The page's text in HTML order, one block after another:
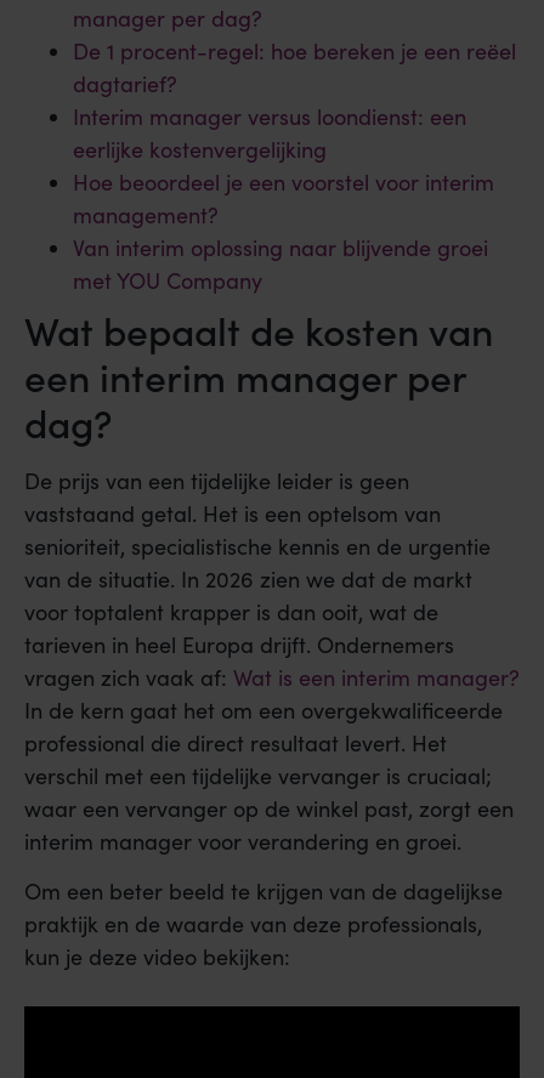
manager per dag?
De 1 procent-regel: hoe bereken je een reëel
dagtarief?
Interim manager versus loondienst: een
eerlijke kostenvergelijking
Hoe beoordeel je een voorstel voor interim
management?
Van interim oplossing naar blijvende groei
met YOU Company
Wat bepaalt de kosten van
een interim manager per
dag?
De prijs van een tijdelijke leider is geen
vaststaand getal. Het is een optelsom van
senioriteit, specialistische kennis en de urgentie
van de situatie. In 2026 zien we dat de markt
voor toptalent krapper is dan ooit, wat de
tarieven in heel Europa drijft. Ondernemers
vragen zich vaak af: Wat is een interim manager?
In de kern gaat het om een overgekwalificeerde
professional die direct resultaat levert. Het
verschil met een tijdelijke vervanger is cruciaal;
waar een vervanger op de winkel past, zorgt een
interim manager voor verandering en groei.
Om een beter beeld te krijgen van de dagelijkse
praktijk en de waarde van deze professionals,
kun je deze video bekijken: